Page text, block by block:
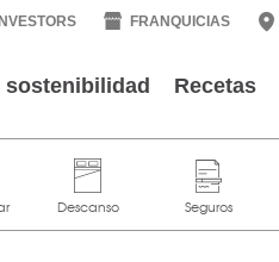
INVESTORS FRANQUICIAS
sostenibilidad Recetas